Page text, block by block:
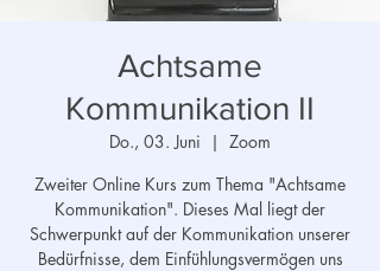
Achtsame
Kommunikation II
Do., 03. Juni
  |
Zoom
Zweiter Online Kurs zum Thema "Achtsame
Kommunikation". Dieses Mal liegt der
Schwerpunkt auf der Kommunikation unserer
Bedürfnisse, dem Einfühlungsvermögen uns